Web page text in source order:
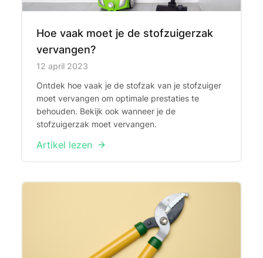
Hoe vaak moet je de stofzuigerzak
vervangen?
Published on
12 april 2023
Ontdek hoe vaak je de stofzak van je stofzuiger
moet vervangen om optimale prestaties te
behouden. Bekijk ook wanneer je de
stofzuigerzak moet vervangen.
Artikel lezen